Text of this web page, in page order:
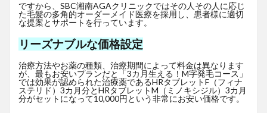
ですから、SBC湘南AGAクリニックではその人その人に応じ
た毛髪の多角的オーダーメイド医療を採用し、患者様に適切
な提案とサポートを行っています。
リーズナブルな価格設定
治療方法やお薬の種類、治療期間によって料金は異なります
が、最もお安いプランだと「3カ月生える！M字発毛コース」
では効果が認められた治療薬であるHRタブレットF （フィナ
ステリド）3カ月分とHRタブレットM（ミノキシジル）3カ月
分がセットになって10,000円という非常にお安い価格です。